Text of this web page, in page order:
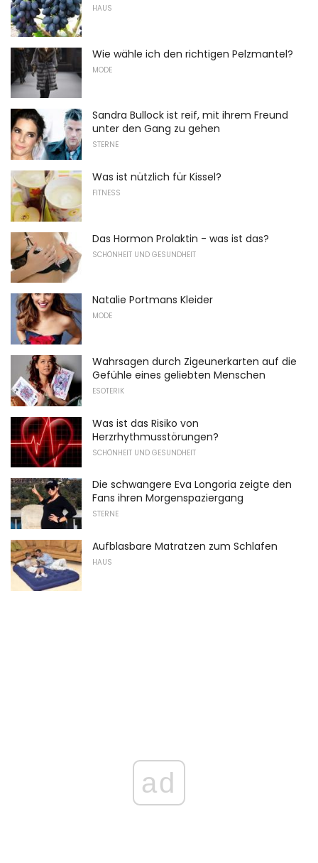
HAUS
Wie wähle ich den richtigen Pelzmantel?
MODE
Sandra Bullock ist reif, mit ihrem Freund
unter den Gang zu gehen
STERNE
Was ist nützlich für Kissel?
FITNESS
Das Hormon Prolaktin - was ist das?
SCHÖNHEIT UND GESUNDHEIT
Natalie Portmans Kleider
MODE
Wahrsagen durch Zigeunerkarten auf die
Gefühle eines geliebten Menschen
ESOTERIK
Was ist das Risiko von
Herzrhythmusstörungen?
SCHÖNHEIT UND GESUNDHEIT
Die schwangere Eva Longoria zeigte den
Fans ihren Morgenspaziergang
STERNE
Aufblasbare Matratzen zum Schlafen
HAUS
ad